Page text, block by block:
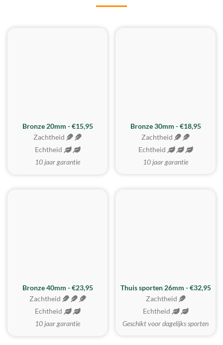
Bronze 20mm - €15,95
Zachtheid
Echtheid
10 jaar garantie
BESTE KOOP
Bronze 30mm - €18,95
Zachtheid
Echtheid
10 jaar garantie
Bronze 40mm - €23,95
Zachtheid
Echtheid
10 jaar garantie
Thuis sporten 26mm - €32,95
Zachtheid
Echtheid
Geschikt voor dagelijks sporten